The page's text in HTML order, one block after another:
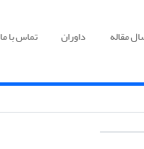
مقاله داوران تماس با ما